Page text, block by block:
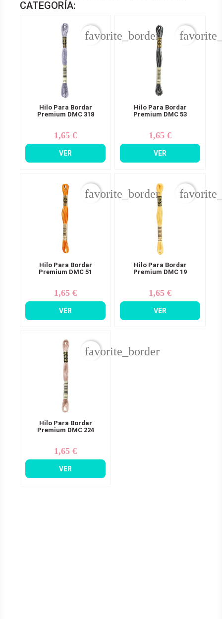
CATEGORÍA:
Hilo Para Bordar
Premium DMC 318
Precio
1,65 €
VER
favorite_border
Hilo Para Bordar
Premium DMC 53
Precio
1,65 €
VER
Hilo Para Bordar
Premium DMC 51
Precio
1,65 €
VER
favorite_border
Hilo Para Bordar
Premium DMC 19
Precio
1,65 €
VER
Hilo Para Bordar
Premium DMC 224
Precio
1,65 €
VER
favorite_border